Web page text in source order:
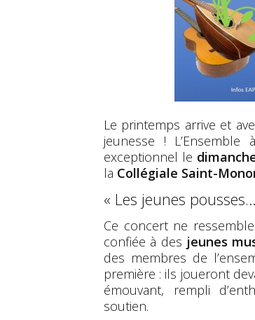
Le printemps arrive et
jeunesse !
exceptionnel le
la Collégiale Saint-
« Les jeunes
Ce concert ne
confiée à des jeunes
des membres de
première : ils joueront
émouvant, rempli
soutien.